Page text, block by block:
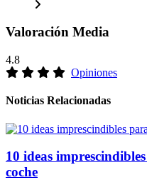
Valoración Media
4.8
Opiniones
Noticias Relacionadas
10 ideas
coche